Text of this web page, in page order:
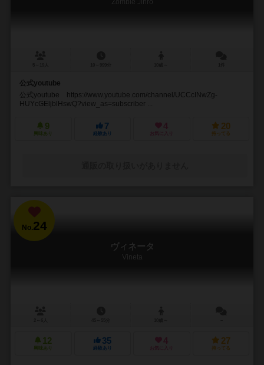
公式youtube
公式youtube https://www.youtube.com/channel/UCCcINwZg-
HUYcGEljblHswQ?view_as=subscriber ...
9
興味あり
7
経験あり
4
お気に入り
20
持ってる
No.24
ヴィネータ
Vineta
12
興味あり
35
経験あり
4
お気に入り
27
持ってる